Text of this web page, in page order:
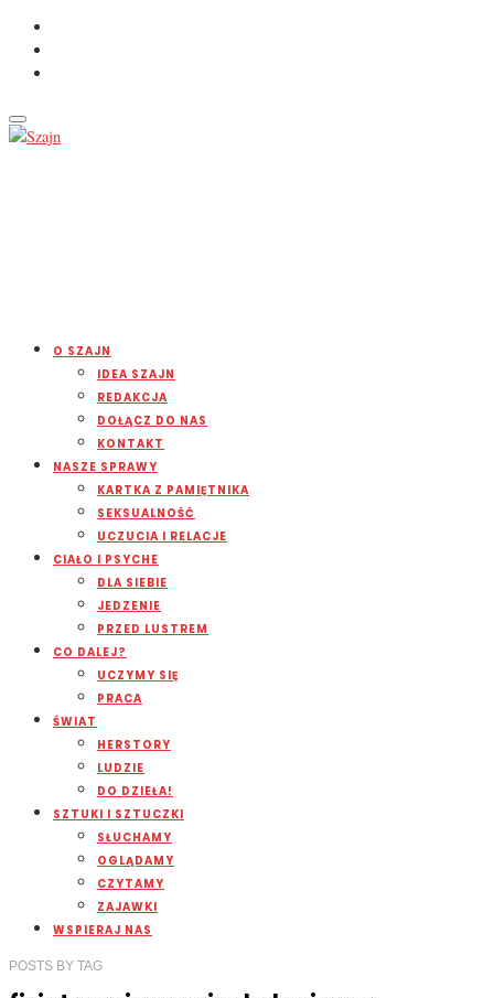
O SZAJN
IDEA SZAJN
REDAKCJA
DOŁĄCZ DO NAS
KONTAKT
NASZE SPRAWY
KARTKA Z PAMIĘTNIKA
SEKSUALNOŚĆ
UCZUCIA I RELACJE
CIAŁO I PSYCHE
DLA SIEBIE
JEDZENIE
PRZED LUSTREM
CO DALEJ?
UCZYMY SIĘ
PRACA
ŚWIAT
HERSTORY
LUDZIE
DO DZIEŁA!
SZTUKI I SZTUCZKI
SŁUCHAMY
OGLĄDAMY
CZYTAMY
ZAJAWKI
WSPIERAJ NAS
POSTS BY TAG